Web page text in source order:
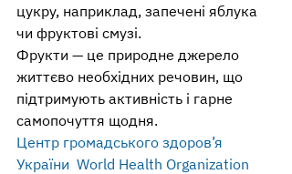
цукру, наприклад, запечені яблука
чи фруктові смузі.
Фрукти — це природне джерело
життєво необхідних речовин, що
підтримують активність і гарне
самопочуття щодня.
Центр громадського здоров’я
України  World Health Organization